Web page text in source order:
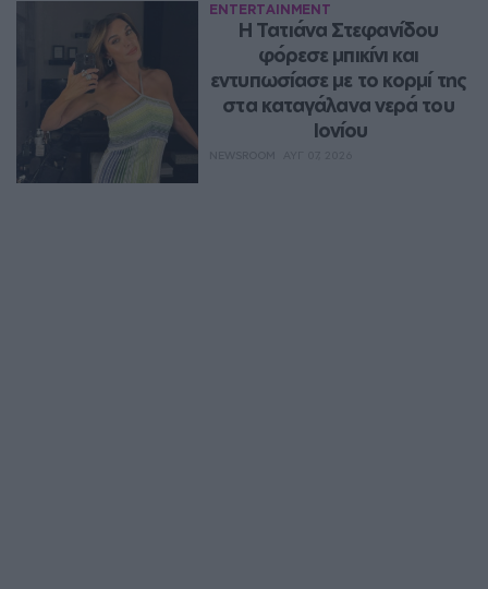
ENTERTAINMENT
Η Τατιάνα Στεφανίδου
φόρεσε μπικίνι και
εντυπωσίασε με το κορμί της
στα καταγάλανα νερά του
Ιονίου